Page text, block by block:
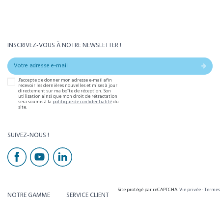
INSCRIVEZ-VOUS À NOTRE NEWSLETTER !
J'accepte de donner mon adresse e-mail afin
recevoir les dernières nouvelles et mises à jour
directement sur ma boîte de réception. Son
utilisation ainsi que mon droit de rétractation
sera soumis à la politique de confidentialitédu
site.
SUIVEZ-NOUS !
NOTRE GAMME SERVICE CLIENT
Site protégé par reCAPTCHA.Vie privée-Termes